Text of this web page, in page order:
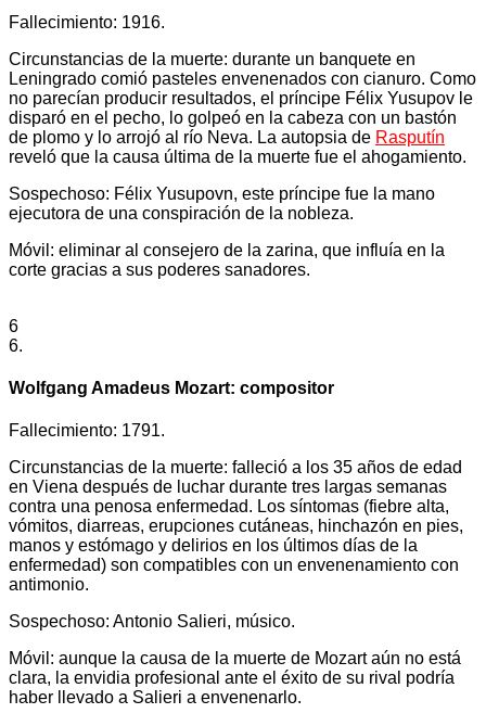
Fallecimiento: 1916.
Circunstancias de la muerte: durante un banquete en
Leningrado comió pasteles envenenados con cianuro. Como
no parecían producir resultados, el príncipe Félix Yusupov le
disparó en el pecho, lo golpeó en la cabeza con un bastón
de plomo y lo arrojó al río Neva. La autopsia de Rasputín
reveló que la causa última de la muerte fue el ahogamiento.
Sospechoso: Félix Yusupovn, este príncipe fue la mano
ejecutora de una conspiración de la nobleza.
Móvil: eliminar al consejero de la zarina, que influía en la
corte gracias a sus poderes sanadores.
6
6.
Wolfgang Amadeus Mozart: compositor
Fallecimiento: 1791.
Circunstancias de la muerte: falleció a los 35 años de edad
en Viena después de luchar durante tres largas semanas
contra una penosa enfermedad. Los síntomas (fiebre alta,
vómitos, diarreas, erupciones cutáneas, hinchazón en pies,
manos y estómago y delirios en los últimos días de la
enfermedad) son compatibles con un envenenamiento con
antimonio.
Sospechoso: Antonio Salieri, músico.
Móvil: aunque la causa de la muerte de Mozart aún no está
clara, la envidia profesional ante el éxito de su rival podría
haber llevado a Salieri a envenenarlo.